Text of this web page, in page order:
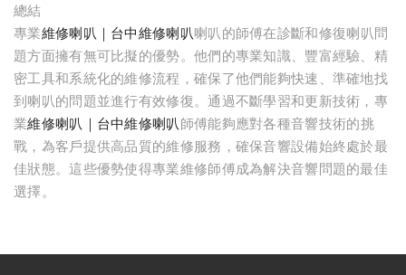
總結
專業維修喇叭｜台中維修喇叭喇叭的師傅在診斷和修復喇叭問
題方面擁有無可比擬的優勢。他們的專業知識、豐富經驗、精
密工具和系統化的維修流程，確保了他們能夠快速、準確地找
到喇叭的問題並進行有效修復。通過不斷學習和更新技術，專
業維修喇叭｜台中維修喇叭師傅能夠應對各種音響技術的挑
戰，為客戶提供高品質的維修服務，確保音響設備始終處於最
佳狀態。這些優勢使得專業維修師傅成為解決音響問題的最佳
選擇。